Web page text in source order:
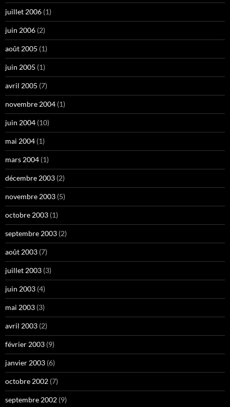
juillet 2006 (1)
juin 2006 (2)
août 2005 (1)
juin 2005 (1)
avril 2005 (7)
novembre 2004 (1)
juin 2004 (10)
mai 2004 (1)
mars 2004 (1)
décembre 2003 (2)
novembre 2003 (5)
octobre 2003 (1)
septembre 2003 (2)
août 2003 (7)
juillet 2003 (3)
juin 2003 (4)
mai 2003 (3)
avril 2003 (2)
février 2003 (9)
janvier 2003 (6)
octobre 2002 (7)
septembre 2002 (9)